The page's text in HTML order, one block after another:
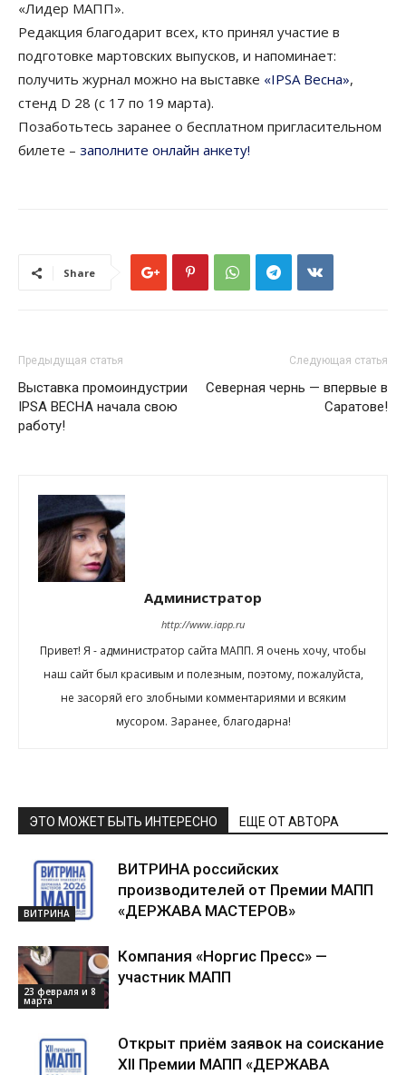
«Лидер МАПП».
Редакция благодарит всех, кто принял участие в
подготовке мартовских выпусков, и напоминает:
получить журнал можно на выставке «IPSA Весна»,
стенд D 28 (c 17 по 19 марта).
Позаботьтесь заранее о бесплатном пригласительном
билете – заполните онлайн анкету!
Share
Предыдущая статья
Выставка промоиндустрии
IPSA ВЕСНА начала свою
работу!
Следующая статья
Северная чернь — впервые в
Саратове!
Администратор
http://www.iapp.ru
Привет! Я - администратор сайта МАПП. Я очень хочу, чтобы
наш сайт был красивым и полезным, поэтому, пожалуйста,
не засоряй его злобными комментариями и всяким
мусором. Заранее, благодарна!
ЭТО МОЖЕТ БЫТЬ ИНТЕРЕСНО ЕЩЕ ОТ АВТОРА
ВИТРИНА
ВИТРИНА российских
производителей от Премии МАПП
«ДЕРЖАВА МАСТЕРОВ»
23 февраля и 8
марта
Компания «Норгис Пресс» —
участник МАПП
Открыт приём заявок на соискание
XII Премии МАПП «ДЕРЖАВА